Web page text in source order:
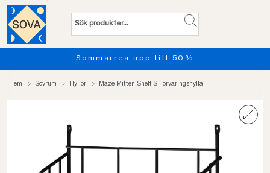
Sommarrea upp till 50%
Hem Sovrum Hyllor Maze Mitten Shelf S Förvaringshylla